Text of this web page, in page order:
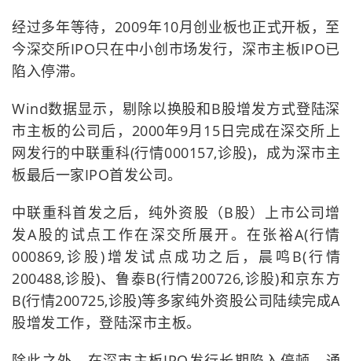
经过多年等待，2009年10月创业板也正式开板，至
今深交所IPO只在中小创市场发行，深市主板IPO已
陷入停滞。
Wind数据显示，剔除以换股和B股增发方式登陆深
市主板的公司后，2000年9月15日完成在深交所上
网发行的中联重科(行情000157,诊股)，成为深市主
板最后一家IPO首发公司。
中联重科首发之后，纯外资股（B股）上市公司增
发A股的试点工作在深交所展开。在张裕A(行情
000869,诊股)增发试点成功之后，晨鸣B(行情
200488,诊股)、鲁泰B(行情200726,诊股)和京东方
B(行情200725,诊股)等多家纯外资股公司陆续完成A
股增发工作，登陆深市主板。